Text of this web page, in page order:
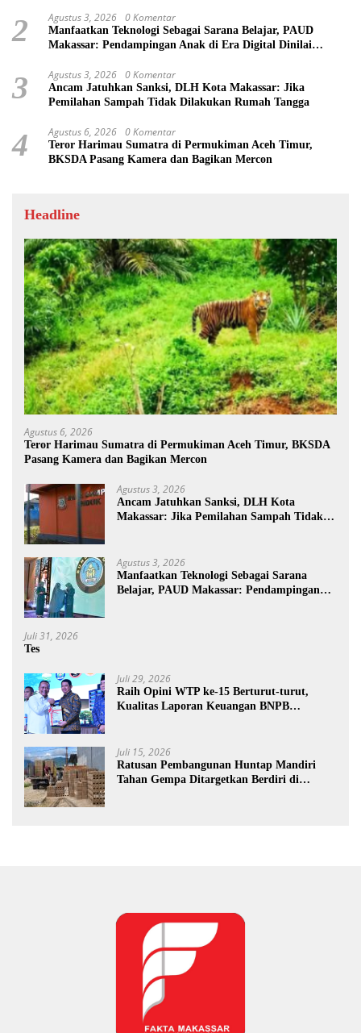
2 Agustus 3, 2026 0 Komentar
Manfaatkan Teknologi Sebagai Sarana Belajar, PAUD
Makassar: Pendampingan Anak di Era Digital Dinilai
3 Agustus 3, 2026 0 Komentar
Ancam Jatuhkan Sanksi, DLH Kota Makassar: Jika
Pemilahan Sampah Tidak Dilakukan Rumah Tangga
4 Agustus 6, 2026 0 Komentar
Teror Harimau Sumatra di Permukiman Aceh Timur,
BKSDA Pasang Kamera dan Bagikan Mercon
Headline
Agustus 6, 2026
Teror Harimau Sumatra di Permukiman Aceh Timur, BKSDA
Pasang Kamera dan Bagikan Mercon
Agustus 3, 2026
Ancam Jatuhkan Sanksi, DLH Kota
Makassar: Jika Pemilahan Sampah Tidak
Agustus 3, 2026
Manfaatkan Teknologi Sebagai Sarana
Belajar, PAUD Makassar: Pendampingan
Juli 31, 2026
Tes
Juli 29, 2026
Raih Opini WTP ke-15 Berturut-turut,
Kualitas Laporan Keuangan BNPB
Juli 15, 2026
Ratusan Pembangunan Huntap Mandiri
Tahan Gempa Ditargetkan Berdiri di